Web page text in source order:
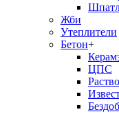
Жби
Утеплители
Бетон+
ЦПС